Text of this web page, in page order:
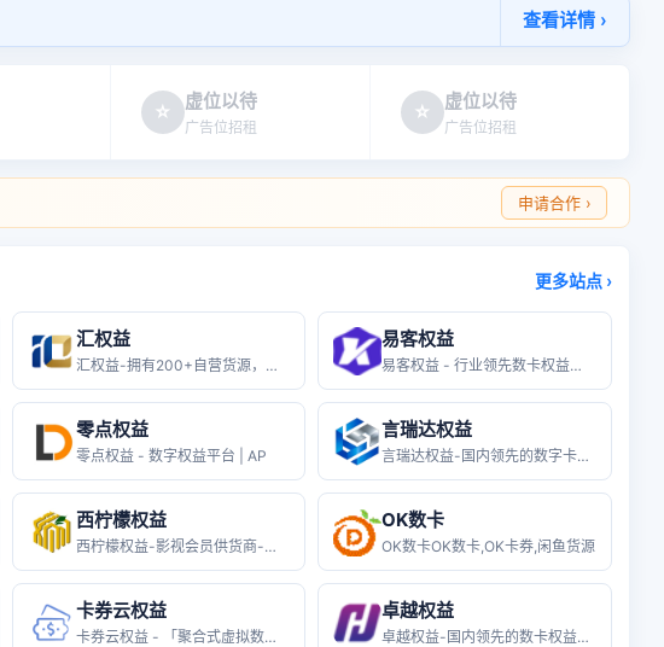
查看详情 ›
☆ 虚位以待
广告位招租
☆ 虚位以待
广告位招租
申请合作 ›
更多站点 ›
汇权益
汇权益-拥有200+自营货源，源头渠
易客权益
易客权益 - 行业领先数卡权益货源终
零点权益
零点权益 - 数字权益平台 | AP
言瑞达权益
言瑞达权益-国内领先的数字卡券会员权
西柠檬权益
西柠檬权益-影视会员供货商-数娱卡卷
OK数卡
OK数卡OK数卡,OK卡券,闲鱼货源
卡券云权益
卡券云权益 - 「聚合式虚拟数卡券码
卓越权益
卓越权益-国内领先的数卡权益货源平台